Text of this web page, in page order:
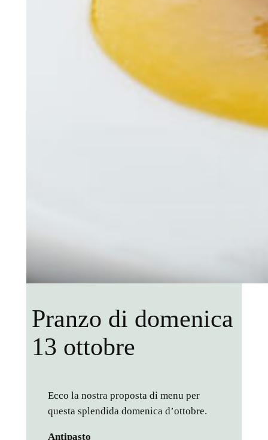
Pranzo di domenica
13 ottobre
Ecco la nostra proposta di menu per
questa splendida domenica d’ottobre.
Antipasto